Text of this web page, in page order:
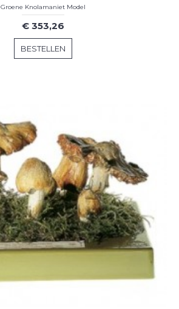
Groene Knolamaniet Model
€ 353,26
BESTELLEN